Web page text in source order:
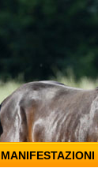
MANIFESTAZIONI